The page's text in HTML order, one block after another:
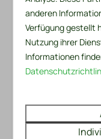
Sicherheit
Feuerlöscher
Rauchmelder
Heizung
Klimatisierung
Zentralheizung
eine Spülbürste,
Betten gemacht?
Möchten Sie
für nur 6,50 € pro
einfach bei der
anderen
Verfügung gestellt
Nutzung ihrer
Informationen